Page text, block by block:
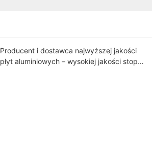
Producent i dostawca najwyższej jakości
płyt aluminiowych – wysokiej jakości stop i